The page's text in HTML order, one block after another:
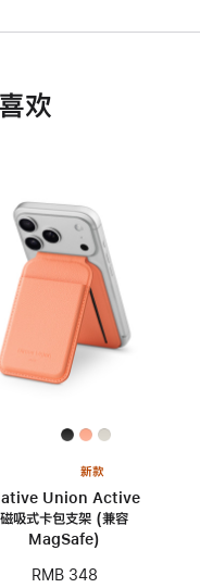
欢
新款
Union Active
磁吸式卡包支架 (兼容
MagSafe)
RMB 348